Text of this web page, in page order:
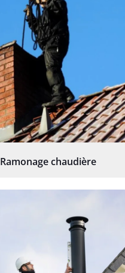
Ramonage chaudière